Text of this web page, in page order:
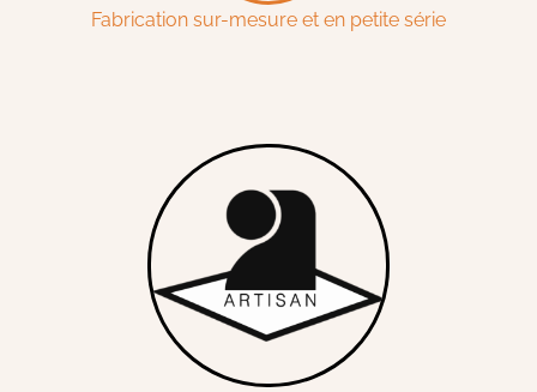
Fabrication sur-mesure et en petite série